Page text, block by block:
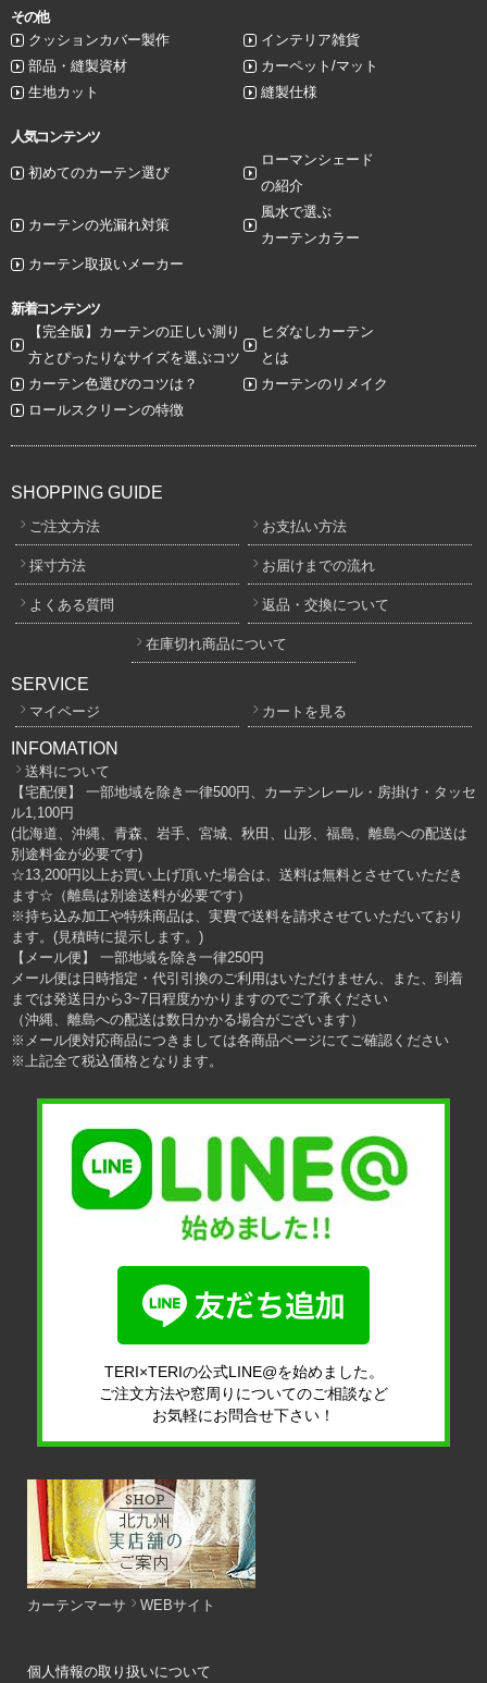
その他
クッションカバー製作
インテリア雑貨
部品・縫製資材
カーペット/マット
生地カット
縫製仕様
人気コンテンツ
初めてのカーテン選び
ローマンシェード
の紹介
カーテンの光漏れ対策
風水で選ぶ
カーテンカラー
カーテン取扱いメーカー
新着コンテンツ
【完全版】カーテンの正しい測り
方とぴったりなサイズを選ぶコツ
ヒダなしカーテン
とは
カーテン色選びのコツは？
カーテンのリメイク
ロールスクリーンの特徴
SHOPPING GUIDE
ご注文方法 お支払い方法
採寸方法 お届けまでの流れ
よくある質問 返品・交換について
在庫切れ商品について
SERVICE
マイページ カートを見る
INFOMATION
送料について
【宅配便】 一部地域を除き一律500円、カーテンレール・房掛け・タッセ
ル1,100円
(北海道、沖縄、青森、岩手、宮城、秋田、山形、福島、離島への配送は
別途料金が必要です)
☆13,200円以上お買い上げ頂いた場合は、送料は無料とさせていただき
ます☆（離島は別途送料が必要です）
※持ち込み加工や特殊商品は、実費で送料を請求させていただいており
ます。(見積時に提示します。)
【メール便】 一部地域を除き一律250円
メール便は日時指定・代引引換のご利用はいただけません、また、到着
までは発送日から3~7日程度かかりますのでご了承ください
（沖縄、離島への配送は数日かかる場合がございます）
※メール便対応商品につきましては各商品ページにてご確認ください
※上記全て税込価格となります。
TERI×TERIの公式LINE@を始めました。
ご注文方法や窓周りについてのご相談など
お気軽にお問合せ下さい！
カーテンマーサ WEBサイト
個人情報の取り扱いについて